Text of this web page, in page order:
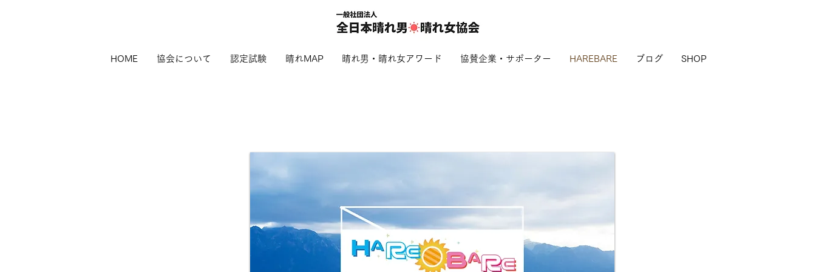
HOME 協会について 認定試験 晴れMAP 晴れ男・晴れ女アワード 協賛企業・サポーター HAREBARE ブログ SHOP